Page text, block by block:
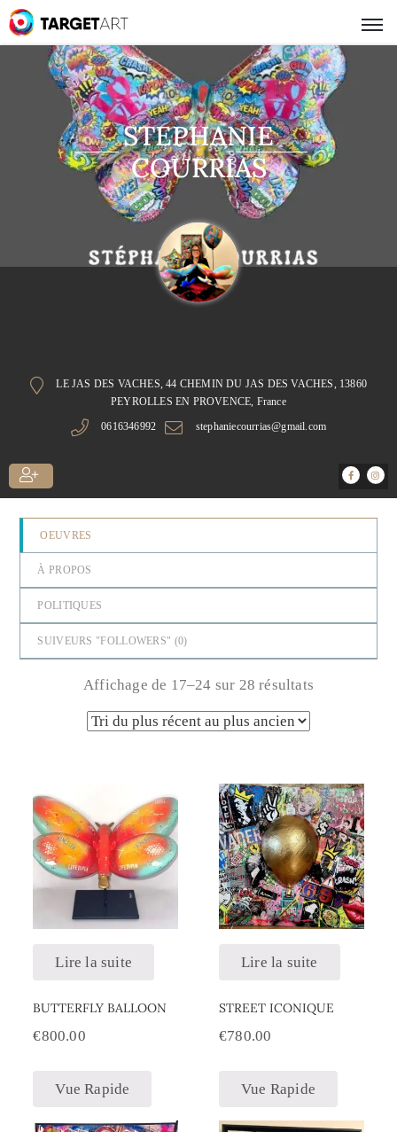
STEPHANIE
COURRIAS
LE JAS DES VACHES, 44 CHEMIN DU JAS DES VACHES, 13860
PEYROLLES EN PROVENCE, France
0616346992
stephaniecourrias@gmail.com
OEUVRES
À PROPOS
POLITIQUES
SUIVEURS "FOLLOWERS" (0)
Affichage de 17–24 sur 28 résultats
Lire la suite
BUTTERFLY BALLOON
€800.00
Vue Rapide
Lire la suite
STREET ICONIQUE
€780.00
Vue Rapide